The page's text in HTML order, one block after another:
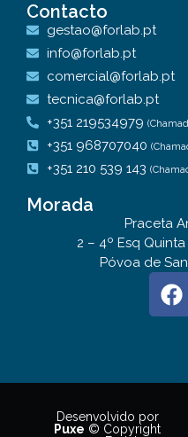
Contacto
gestao@forlab.pt
info@forlab.pt
comercial@forlab.pt
tecnica@forlab.pt
+351 219534979
+351 968707040
+351 210 539 143
Morada
Praceta
2 – 4º Esq
Póvoa de
Desenvolvido por
Puxe © Copyright